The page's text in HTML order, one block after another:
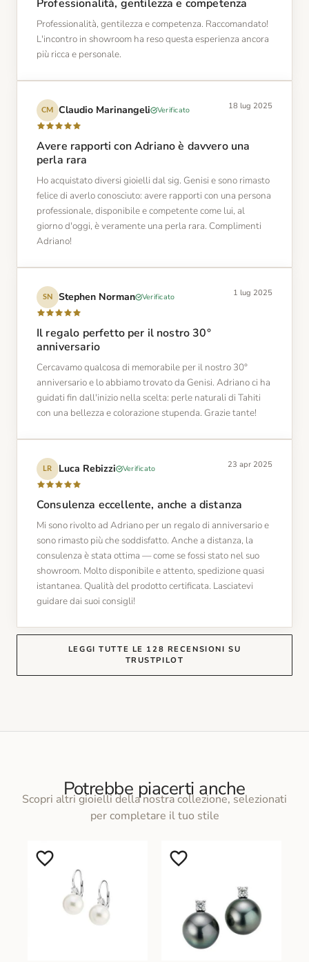
Professionalità, gentilezza e competenza
Professionalità, gentilezza e competenza. Raccomandato!
L'incontro in showroom ha reso questa esperienza ancora
più ricca e personale.
CM Claudio Marinangeli Verificato 18 lug 2025
Avere rapporti con Adriano è davvero una
perla rara
Ho acquistato diversi gioielli dal sig. Genisi e sono rimasto
felice di averlo conosciuto: avere rapporti con una persona
professionale, disponibile e competente come lui, al
giorno d'oggi, è veramente una perla rara. Complimenti
Adriano!
SN Stephen Norman Verificato 1 lug 2025
Il regalo perfetto per il nostro 30°
anniversario
Cercavamo qualcosa di memorabile per il nostro 30°
anniversario e lo abbiamo trovato da Genisi. Adriano ci ha
guidati fin dall'inizio nella scelta: perle naturali di Tahiti
con una bellezza e colorazione stupenda. Grazie tante!
LR Luca Rebizzi Verificato 23 apr 2025
Consulenza eccellente, anche a distanza
Mi sono rivolto ad Adriano per un regalo di anniversario e
sono rimasto più che soddisfatto. Anche a distanza, la
consulenza è stata ottima — come se fossi stato nel suo
showroom. Molto disponibile e attento, spedizione quasi
istantanea. Qualità del prodotto certificata. Lasciatevi
guidare dai suoi consigli!
LEGGI TUTTE LE 128 RECENSIONI SU
TRUSTPILOT
Potrebbe piacerti anche
Scopri altri gioielli della nostra collezione, selezionati
per completare il tuo stile